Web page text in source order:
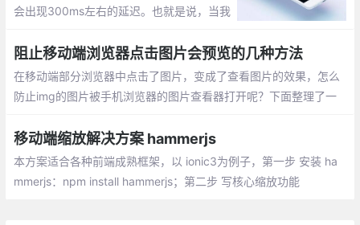
会出现300ms左右的延迟。也就是说，当我
作出反应，而是会等上一小会儿才会出现点
击的效果。
阻止移动端浏览器点击图片会预览的几种方法
在移动端部分浏览器中点击了图片，变成了查看图片的效果，怎么
防止img的图片被手机浏览器的图片查看器打开呢？下面整理了一
方式插入、使用js事件阻止默认行为的方式
移动端缩放解决方案 hammerjs
本方案适合各种前端成熟框架，以 ionic3为例子，第一步 安装 ha
mmerjs：npm install hammerjs；第二步 写核心缩放功能